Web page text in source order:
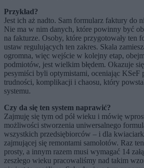
Przykład?
Jest ich aż nadto. Sam formularz faktury do
Nie ma w nim danych, które powinny być
na fakturze. Osoby, które przygotowały ten
ustaw regulujących ten zakres. Skala
ogromna, więc wejście w kolejny etap,
podmiotów, jest wielkim błędem. Okazuje
pesymiści byli optymistami, oceniając KSeF
trudności, komplikacji i chaosu, który
systemu.
Czy da się ten system naprawić?
Zajmuję się tym od pół wieku i mówię
możliwości stworzenia uniwersalnego
wszystkich przedsiębiorców – i dla
zajmującej się remontami samolotów. Raz
prosty, a innym razem musi wymagać 14
zeszłego wieku pracowaliśmy nad takim